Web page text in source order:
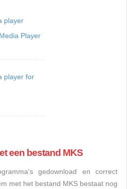
player
Player
player for
een bestand MKS
gedownload en correct
met het bestand MKS bestaat nog